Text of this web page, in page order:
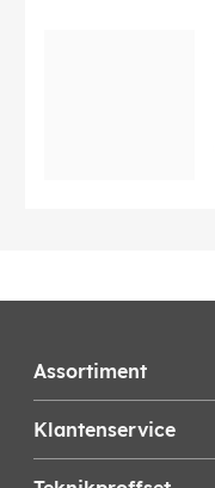
Assortiment
Klantenservice